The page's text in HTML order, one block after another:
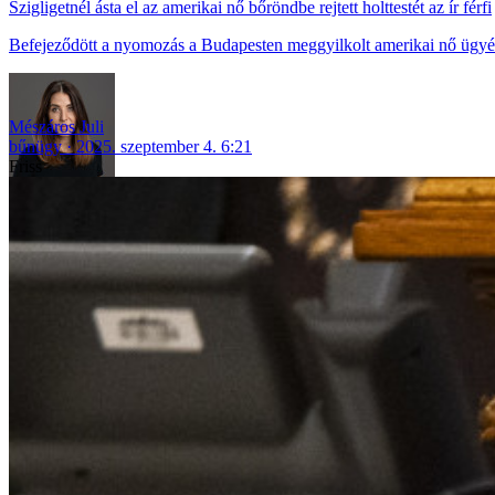
Szigligetnél ásta el az amerikai nő bőröndbe rejtett holttestét az ír férfi
Befejeződött a nyomozás a Budapesten meggyilkolt amerikai nő
Mészáros Juli
bűnügy
2025. szeptember 4. 6:21
Friss